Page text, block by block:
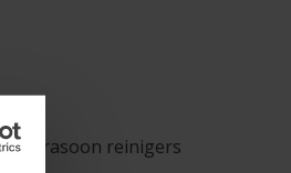
ultrasoon reinigers